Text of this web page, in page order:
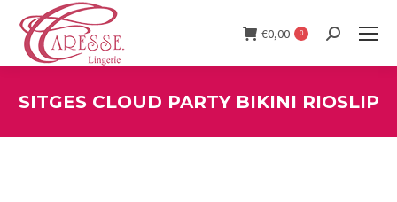
€0,00 0 Search:
SITGES CLOUD PARTY BIKINI RIOSLIP